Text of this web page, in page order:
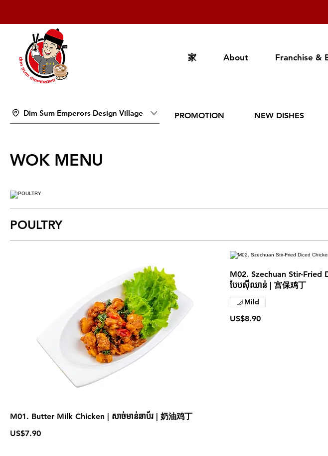
家 About Franchise &
Dim Sum Emperors Design Village PROMOTION NEW DISHES
WOK MENU
POULTRY
M01. Butter Milk Chicken | សាច់មាន់ឆាប័រ | 奶油鸡丁
US$7.90
M02. Szechuan Stir-Fried
បែបស៊ីឈាន់ | 宫保鸡丁
US$8.90
Mild